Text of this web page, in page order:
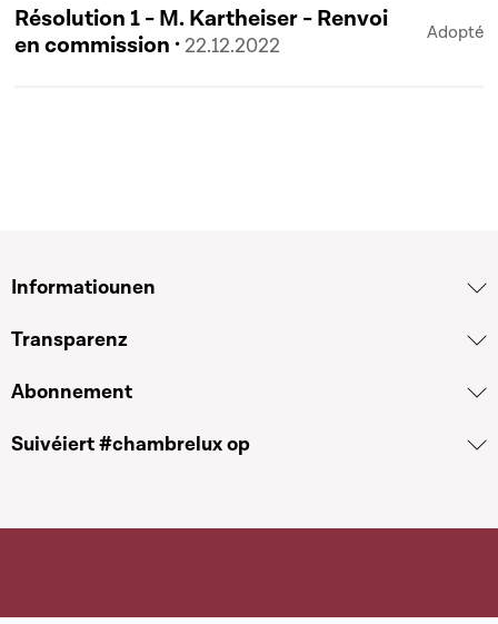
Résolution 1 - M. Kartheiser - Renvoi
en commission · 22.12.2022
Adopté
Informatiounen
Transparenz
Abonnement
Suivéiert #chambrelux op